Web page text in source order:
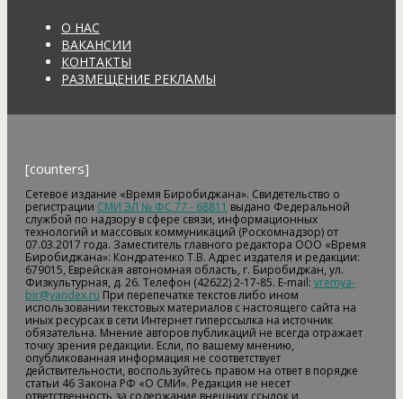
О НАС
ВАКАНСИИ
КОНТАКТЫ
РАЗМЕЩЕНИЕ РЕКЛАМЫ
[counters]
Сетевое издание «Время Биробиджана». Свидетельство о
регистрации СМИ ЭЛ № ФС 77 - 68811 выдано Федеральной
службой по надзору в сфере связи, информационных
технологий и массовых коммуникаций (Роскомнадзор) от
07.03.2017 года. Заместитель главного редактора ООО «Время
Биробиджана»: Кондратенко Т.В. Адрес издателя и редакции:
679015, Еврейская автономная область, г. Биробиджан, ул.
Физкультурная, д. 26. Телефон (42622) 2-17-85. E-mail: vremya-
bir@yandex.ru При перепечатке текстов либо ином
использовании текстовых материалов с настоящего сайта на
иных ресурсах в сети Интернет гиперссылка на источник
обязательна. Мнение авторов публикаций не всегда отражает
точку зрения редакции. Если, по вашему мнению,
опубликованная информация не соответствует
действительности, воспользуйтесь правом на ответ в порядке
статьи 46 Закона РФ «О СМИ». Редакция не несет